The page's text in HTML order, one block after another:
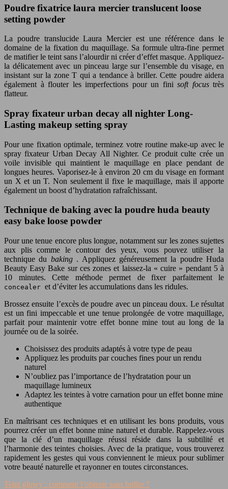
Poudre fixatrice laura mercier translucent loose
setting powder
La poudre translucide Laura Mercier est une référence dans le
domaine de la fixation du maquillage. Sa formule ultra-fine permet
de matifier le teint sans l’alourdir ni créer d’effet masque. Appliquez-
la délicatement avec un pinceau large sur l’ensemble du visage, en
insistant sur la zone T qui a tendance à briller. Cette poudre aidera
également à flouter les imperfections pour un fini soft focus très
flatteur.
Spray fixateur urban decay all nighter Long-
Lasting makeup setting spray
Pour une fixation optimale, terminez votre routine make-up avec le
spray fixateur Urban Decay All Nighter. Ce produit culte crée un
voile invisible qui maintient le maquillage en place pendant de
longues heures. Vaporisez-le à environ 20 cm du visage en formant
un X et un T. Non seulement il fixe le maquillage, mais il apporte
également un boost d’hydratation rafraîchissant.
Technique de baking avec la poudre huda beauty
easy bake loose powder
Pour une tenue encore plus longue, notamment sur les zones sujettes
aux plis comme le contour des yeux, vous pouvez utiliser la
technique du baking . Appliquez généreusement la poudre Huda
Beauty Easy Bake sur ces zones et laissez-la « cuire » pendant 5 à
10 minutes. Cette méthode permet de fixer parfaitement le
concealer et d’éviter les accumulations dans les ridules.
Brossez ensuite l’excès de poudre avec un pinceau doux. Le résultat
est un fini impeccable et une tenue prolongée de votre maquillage,
parfait pour maintenir votre effet bonne mine tout au long de la
journée ou de la soirée.
Choisissez des produits adaptés à votre type de peau
Appliquez les produits par couches fines pour un rendu
naturel
N’oubliez pas l’importance de l’hydratation pour un
maquillage lumineux
Adaptez les teintes à votre carnation pour un effet bonne mine
authentique
En maîtrisant ces techniques et en utilisant les bons produits, vous
pourrez créer un effet bonne mine naturel et durable. Rappelez-vous
que la clé d’un maquillage réussi réside dans la subtilité et
l’harmonie des teintes choisies. Avec de la pratique, vous trouverez
rapidement les gestes qui vous conviennent le mieux pour sublimer
votre beauté naturelle et rayonner en toutes circonstances.
Teint glowy : comment l’obtenir sans briller ?